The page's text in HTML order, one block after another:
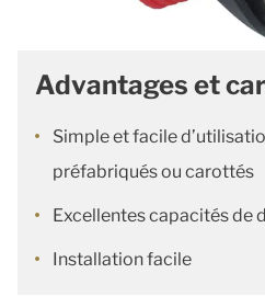
Advantages et
Simple et facile
préfabriqués ou carottés
Excellentes capacités de
Installation facile